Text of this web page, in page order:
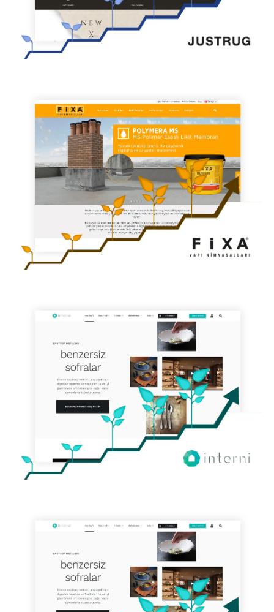
INTERNI – DIJITAL REKLAMCILIK
INTERNI - SEO
ELIX İSTANBUL SAĞLIK TURIZMI SEO
HIZMETI | MAGNA DIJITAL